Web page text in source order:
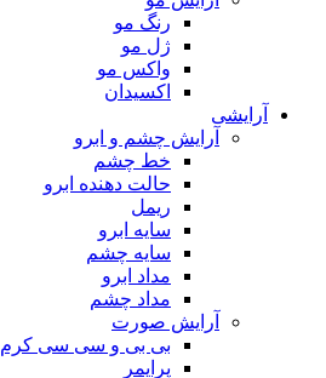
رنگ مو
ژل مو
واکس مو
اکسیدان
آرایشی
آرایش چشم و ابرو
خط چشم
حالت دهنده ابرو
ریمل
سایه ابرو
سایه چشم
مداد ابرو
مداد چشم
آرایش صورت
بی بی و سی سی کرم
پرایمر